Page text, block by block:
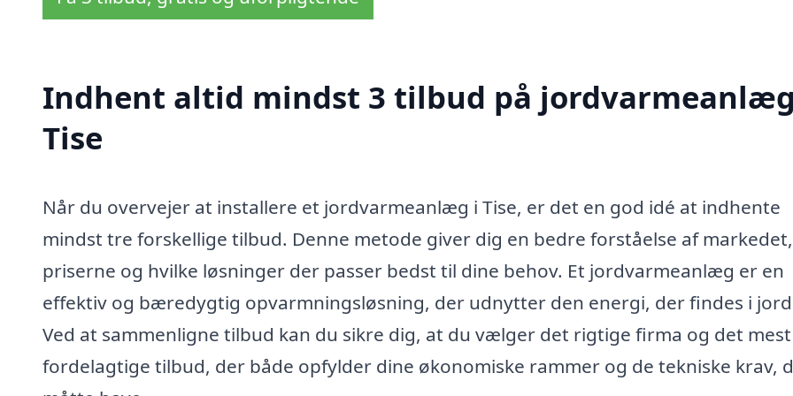
Indhent altid mindst 3 tilbud på
Tise
Når du overvejer at installere et jordvarmeanlæg i Tise, er det en god idé at indhente
mindst tre forskellige tilbud. Denne metode giver dig en bedre forståelse af markedet,
priserne og hvilke løsninger der passer bedst til dine behov. Et jordvarmeanlæg er en
effektiv og bæredygtig opvarmningsløsning, der udnytter den energi, der findes i
Ved at sammenligne tilbud kan du sikre dig, at du vælger det rigtige firma og det mest
fordelagtige tilbud, der både opfylder dine økonomiske rammer og de tekniske krav,